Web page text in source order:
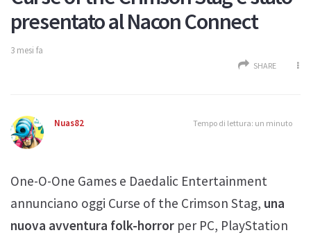
presentato al Nacon Connect
3 mesi fa
SHARE
Nuas82 Tempo di lettura: un minuto
One-O-One Games e Daedalic Entertainment
annunciano oggi Curse of the Crimson Stag, una
nuova avventura folk-horror per PC, PlayStation